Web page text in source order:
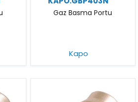
Gaz Basma Portu
Kapo